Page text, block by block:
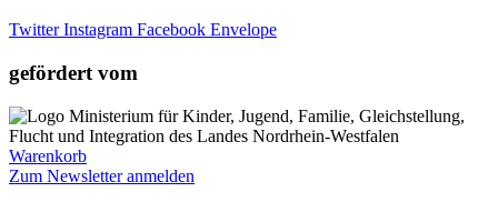
Twitter Instagram Facebook Envelope
gefördert vom
Warenkorb
Zum Newsletter anmelden